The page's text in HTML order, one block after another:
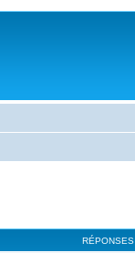
RÉPONSES